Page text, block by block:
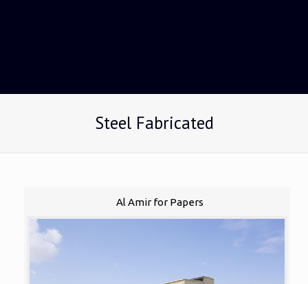
Steel Fabricated
Al Amir for Papers